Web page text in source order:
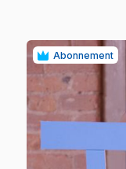
Abonnement